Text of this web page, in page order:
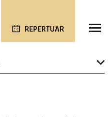
REPERTUAR